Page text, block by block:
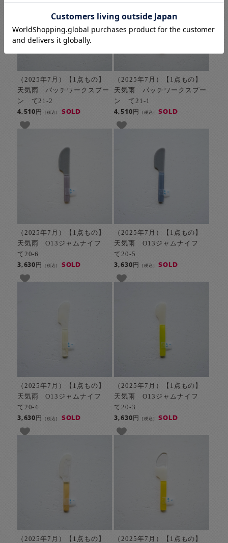
（2025年7月）【1点もの】
天気雨 パッチワークスプー
ン て21-2
4,510円[税込] SOLD
（2025年7月）【1点もの】
天気雨 パッチワークスプー
ン て21-1
4,510円 [税込] SOLD
（2025年7月）【1点もの】
天気雨 O13ジャムナイフ
て20-6
3,630円[税込] SOLD
（2025年7月）【1点もの】
天気雨 O13ジャムナイフ
て20-5
3,630円 [税込] SOLD
（2025年7月）【1点もの】
天気雨 O13ジャムナイフ
て20-4
3,630円[税込] SOLD
（2025年7月）【1点もの】
天気雨 O13ジャムナイフ
て20-3
3,630円 [税込] SOLD
（2025年7月）【1点もの】
（2025年7月）【1点もの】